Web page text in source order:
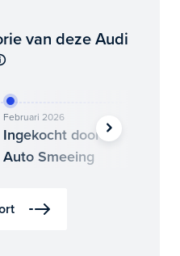
van deze Audi
Februari 2026
Ingekocht door
Auto Smeeing